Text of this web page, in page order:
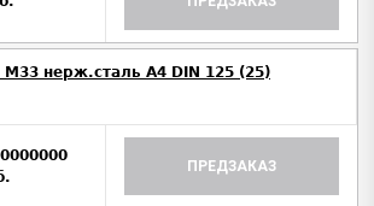
нерж.сталь А4 DIN 125 (25)
ПРЕДЗАКАЗ